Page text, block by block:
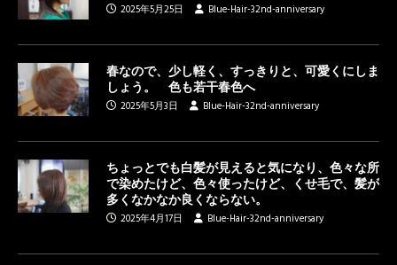
2025年5月25日
Blue-Hair-32nd-anniversary
春なので、少し軽く、すっきりと、可愛くにしま
しょう。 色も若干春色へ
2025年5月3日
Blue-Hair-32nd-anniversary
ちょっとでも白髪が見えると気になり、色々な所
で染めたけど、色々使ったけど、くせ毛で、髪が
多くなかなか良くならない。
2025年4月17日
Blue-Hair-32nd-anniversary